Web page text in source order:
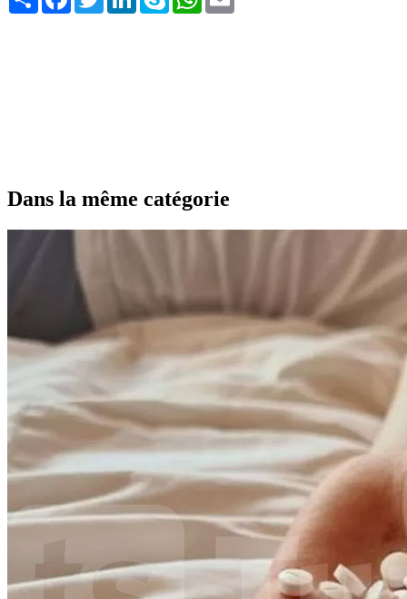
Dans la même catégorie